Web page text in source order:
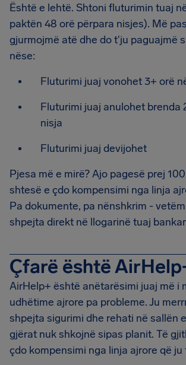
Është e lehtë. Shtoni fluturimin tuaj
paktën 48 orë përpara nisjes). Më
gjurmojmë atë dhe do t'ju paguajmë
nëse:
Fluturimi juaj vonohet 3+ orë
Fluturimi juaj anulohet brenda
nisja
Fluturimi juaj devijohet
Pjesa më e mirë? Ajo pagesë prej
shtesë e çdo kompensimi nga linja
Pa dokumente, pa nënshkrim -
shpejta direkt në llogarinë tuaj
Çfarë është
AirHelp+ është anëtarësimi juaj më i
udhëtime ajrore pa probleme. Ju
shpejta sigurimi dhe rehati në sallën
gjërat nuk shkojnë sipas planit. Të
çdo kompensimi nga linja ajrore që ju